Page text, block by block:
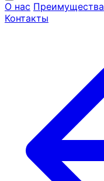
О нас Преимущества
Контакты